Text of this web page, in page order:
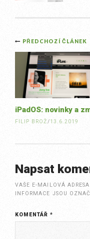
Post
PŘEDCHOZÍ ČLÁNEK
iPadOS: novinky a
FILIP BROŽ/13.6.2019
Napsat
VAŠE E-MAILOVÁ
INFORMACE JSOU
KOMENTÁŘ*